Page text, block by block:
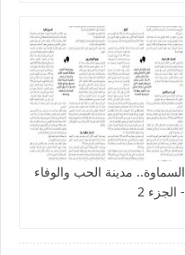
السماوة.. مدينة الحب والوفاء
- الجزء 2